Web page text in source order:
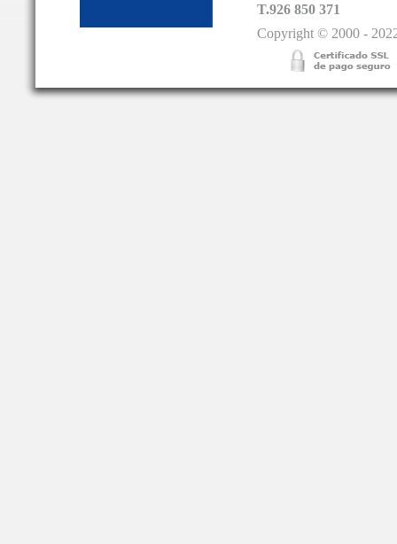
T.926 850 371
Copyright © 2000 -